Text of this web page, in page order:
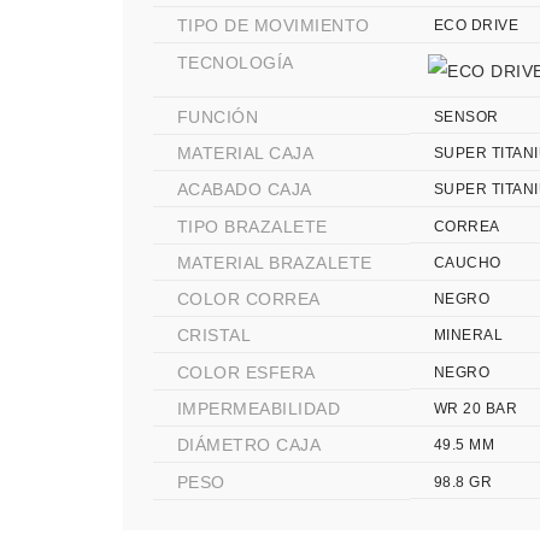
TIPO DE MOVIMIENTO ECO DRIVE
TECNOLOGÍA
FUNCIÓN SENSOR
MATERIAL CAJA SUPER
ACABADO CAJA SUPER
TIPO BRAZALETE CORREA
MATERIAL BRAZALETE CAUCHO
COLOR CORREA NEGRO
CRISTAL MINERAL
COLOR ESFERA NEGRO
IMPERMEABILIDAD WR 20 BAR
DIÁMETRO CAJA 49.5 MM
PESO 98.8 GR